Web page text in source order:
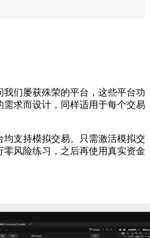
们屡获殊荣的平台，这些平台功
求而设计，同样适用于每个交易
均支持模拟交易。只需激活模拟交
风险练习，之后再使用真实资金